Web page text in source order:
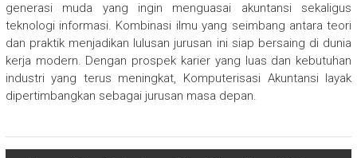
generasi muda yang ingin menguasai akuntansi sekaligus
teknologi informasi. Kombinasi ilmu yang seimbang antara teori
dan praktik menjadikan lulusan jurusan ini siap bersaing di dunia
kerja modern. Dengan prospek karier yang luas dan kebutuhan
industri yang terus meningkat, Komputerisasi Akuntansi layak
dipertimbangkan sebagai jurusan masa depan.